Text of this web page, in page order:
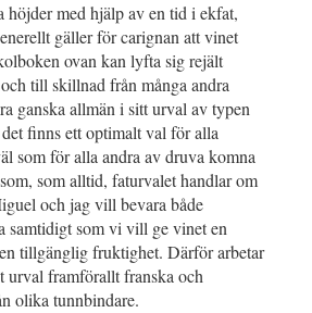
höjder med hjälp av en tid i ekfat,
gäller för carignan att vinet
ovan kan lyfta sig rejält
till skillnad från många andra
ganska allmän i sitt urval av typen
finns ett optimalt val för alla
som för alla andra av druva komna
som alltid, faturvalet handlar om
och jag vill bevara både
samtidigt som vi vill ge vinet en
tillgänglig fruktighet. Därför arbetar
urval framförallt franska och
olika tunnbindare.